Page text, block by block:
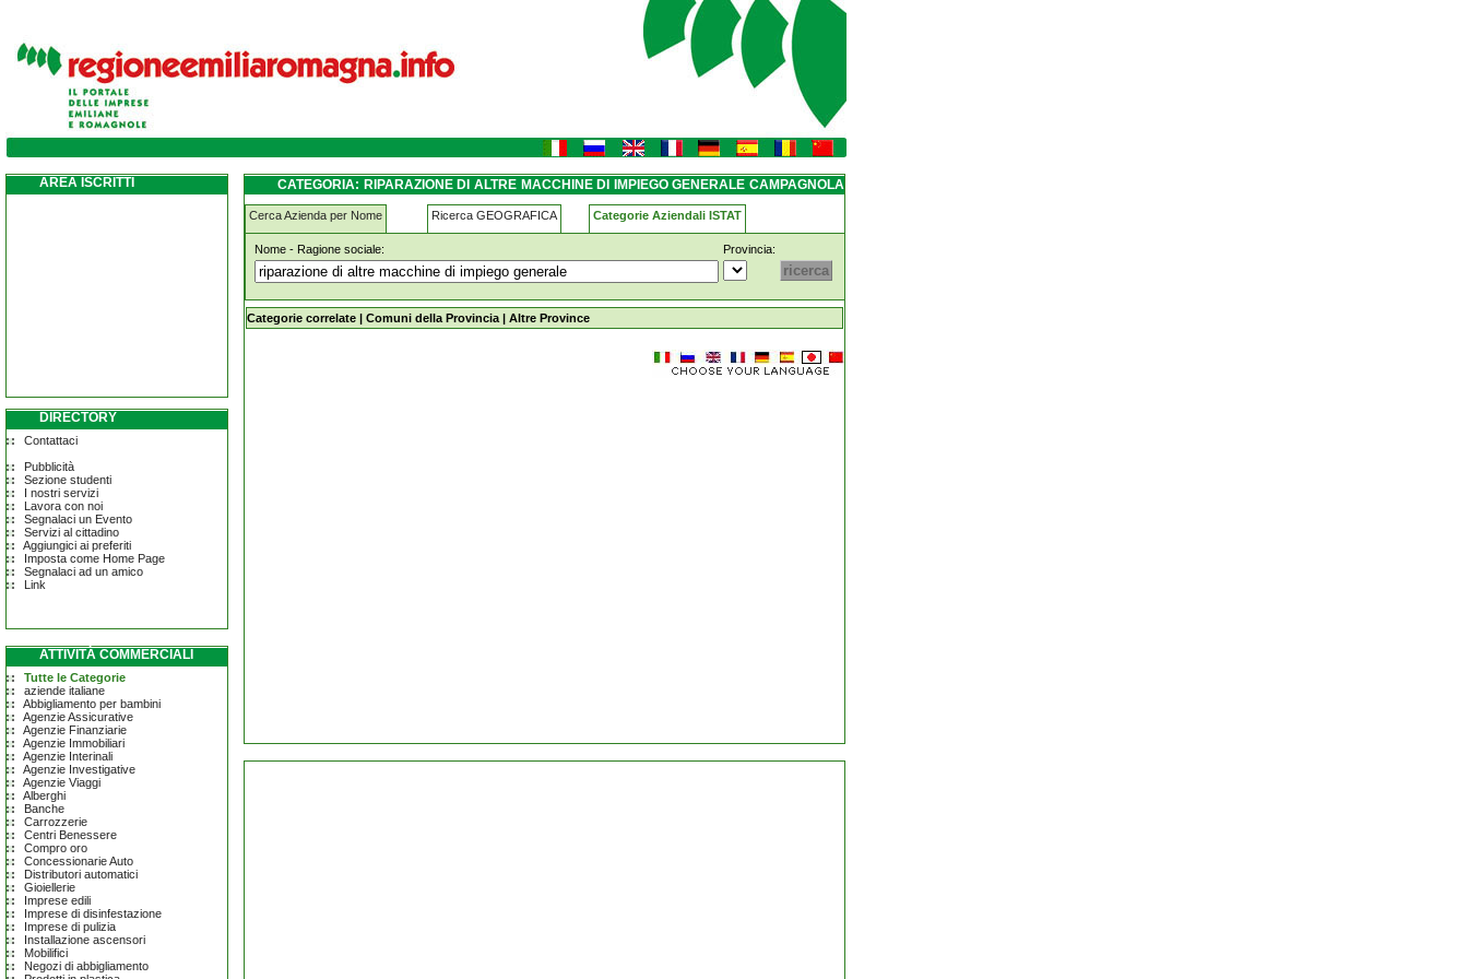
riparazione-di-altre-macchine-di-impiego-generale campagnola-emilia
AREA ISCRITTI
DIRECTORY
Contattaci
Pubblicità
Sezione studenti
I nostri servizi
Lavora con noi
Segnalaci un Evento
Servizi al cittadino
Aggiungici ai preferiti
Imposta come Home Page
Segnalaci ad un amico
Link
ATTIVITÀ COMMERCIALI
Tutte le Categorie
aziende italiane
Abbigliamento per bambini
Agenzie Assicurative
Agenzie Finanziarie
Agenzie Immobiliari
Agenzie Interinali
Agenzie Investigative
Agenzie Viaggi
Alberghi
Banche
Carrozzerie
Centri Benessere
Compro oro
Concessionarie Auto
Distributori automatici
Gioiellerie
Imprese edili
Imprese di disinfestazione
Imprese di pulizia
Installazione ascensori
Mobilifici
Negozi di abbigliamento
CATEGORIA: RIPARAZIONE DI ALTRE MACCHINE DI IMPIEGO GENERALE CAMPAGNOLA
EMILIA
Cerca Azienda per Nome Ricerca GEOGRAFICA Categorie Aziendali ISTAT
Nome - Ragione sociale: Provincia:
riparazione-di-altre-macchine-di-impiego-generale campagnola-emilia
Categorie correlate | Comuni della Provincia | Altre Province